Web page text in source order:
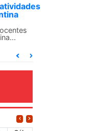
para Dia de
com Cuba em
sindicais e o